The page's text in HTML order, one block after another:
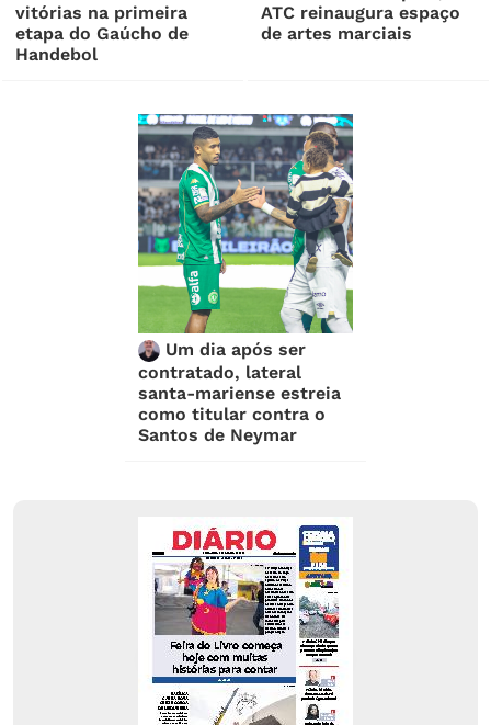
vitórias na primeira
etapa do Gaúcho de
Handebol
ATC reinaugura espaço
de artes marciais
Um dia após ser
contratado, lateral
santa-mariense estreia
como titular contra o
Santos de Neymar